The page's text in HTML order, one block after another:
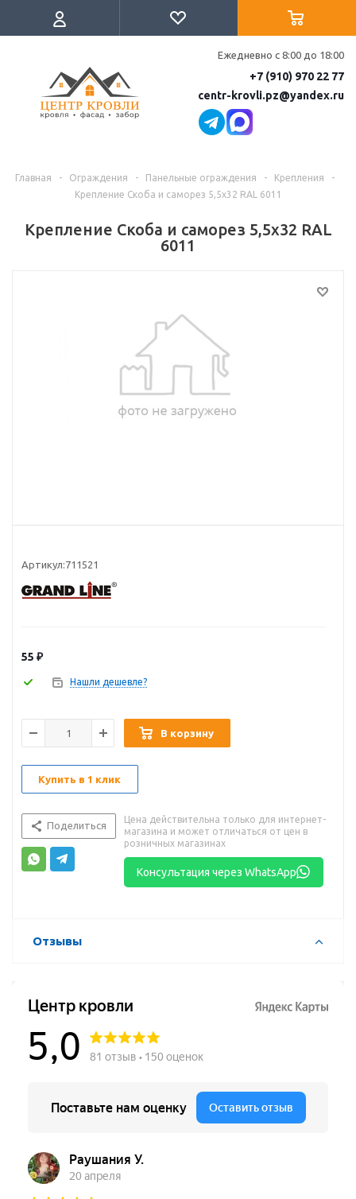
Ежедневно с 8:00 до 18:00
+7 (910) 970 22 77
centr-krovli.pz@yandex.ru
Главная - Ограждения - Панельные ограждения - Крепления
-
Крепление Скоба и саморез 5,5х32 RAL 6011
Крепление Скоба и саморез 5,5х32 RAL
6011
Артикул:711521
55 ₽
Нашли дешевле?
В корзину
Купить в 1 клик
Поделиться
Цена действительна только для интернет-
магазина и может отличаться от цен в
розничных магазинах
Консультация через WhatsApp
Отзывы